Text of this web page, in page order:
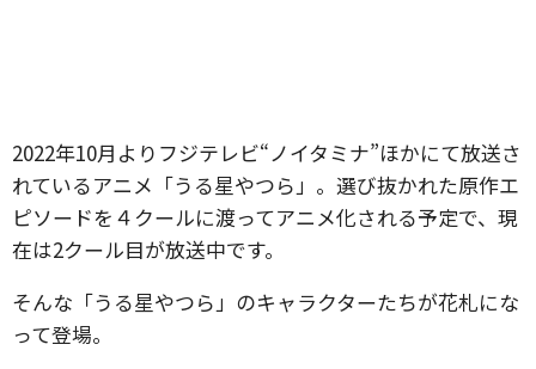
2022年10月よりフジテレビ“ノイタミナ”ほかにて放送さ
れているアニメ「うる星やつら」。選び抜かれた原作エ
ピソードを４クールに渡ってアニメ化される予定で、現
在は2クール目が放送中です。
そんな「うる星やつら」のキャラクターたちが花札にな
って登場。